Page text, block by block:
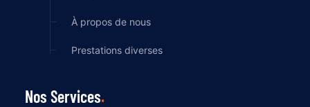
À propos de nous
Prestations diverses
Nos Services